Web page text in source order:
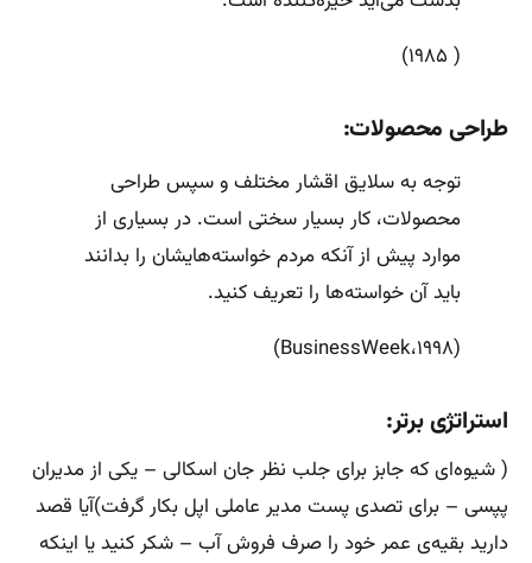
( ۱۹۸۵)
طراحی محصولات:
توجه به سلایق اقشار مختلف و سپس طراحی
محصولات، کار بسیار سختی است. در بسیاری از
موارد پیش از آنکه مردم خواسته‌هایشان را بدانند
باید آن خواسته‌ها را تعریف کنید.
(BusinessWeek،۱۹۹۸)
استراتژی برتر:
( شیوه‌ای که جابز برای جلب نظر جان اسکالی – یکی از مدیران
پپسی – برای تصدی پست مدیر عاملی اپل بکار گرفت)آیا قصد
دارید بقیه‌ی عمر خود را صرف فروش آب – شکر کنید یا اینکه